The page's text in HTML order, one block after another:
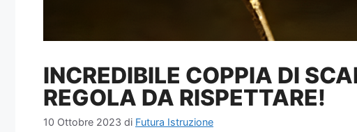
INCREDIBILE COPPIA DI
REGOLA DA RISPETTARE!
10 Ottobre 2023 di Futura Istruzione